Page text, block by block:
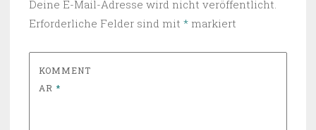
Deine E-Mail-Adresse wird nicht veröffentlicht.
Erforderliche Felder sind mit * markiert
KOMMENT
AR *